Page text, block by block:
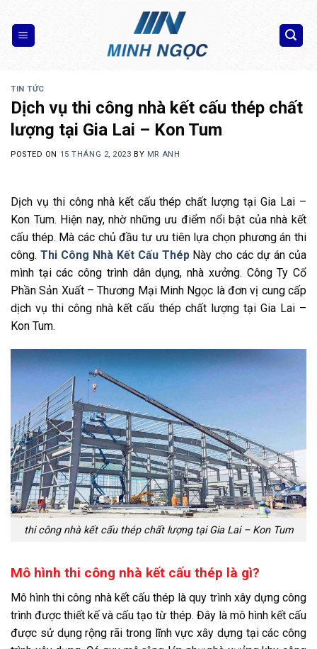
content
TIN TỨC
Dịch vụ thi công nhà kết cấu thép chất
lượng tại Gia Lai – Kon Tum
POSTED ON 15 THÁNG 2, 2023 BY MR ANH
Dịch vụ thi công nhà kết cấu thép chất lượng tại Gia Lai –
Kon Tum. Hiện nay, nhờ những ưu điểm nổi bật của nhà kết
cấu thép. Mà các chủ đầu tư ưu tiên lựa chọn phương án thi
công. Thi Công Nhà Kết Cấu ThépNày cho các dự án của
mình tại các công trình dân dụng, nhà xưởng. Công Ty Cổ
Phần Sản Xuất – Thương Mại Minh Ngọc là đơn vị cung cấp
dịch vụ thi công nhà kết cấu thép chất lượng tại Gia Lai –
Kon Tum.
thi công nhà kết cấu thép chất lượng tại Gia Lai – Kon Tum
Mô hình thi công nhà kết cấu thép là gì?
Mô hình thi công nhà kết cấu thép là quy trình xây dựng công
trình được thiết kế và cấu tạo từ thép. Đây là mô hình kết cấu
được sử dụng rộng rãi trong lĩnh vực xây dựng tại các công